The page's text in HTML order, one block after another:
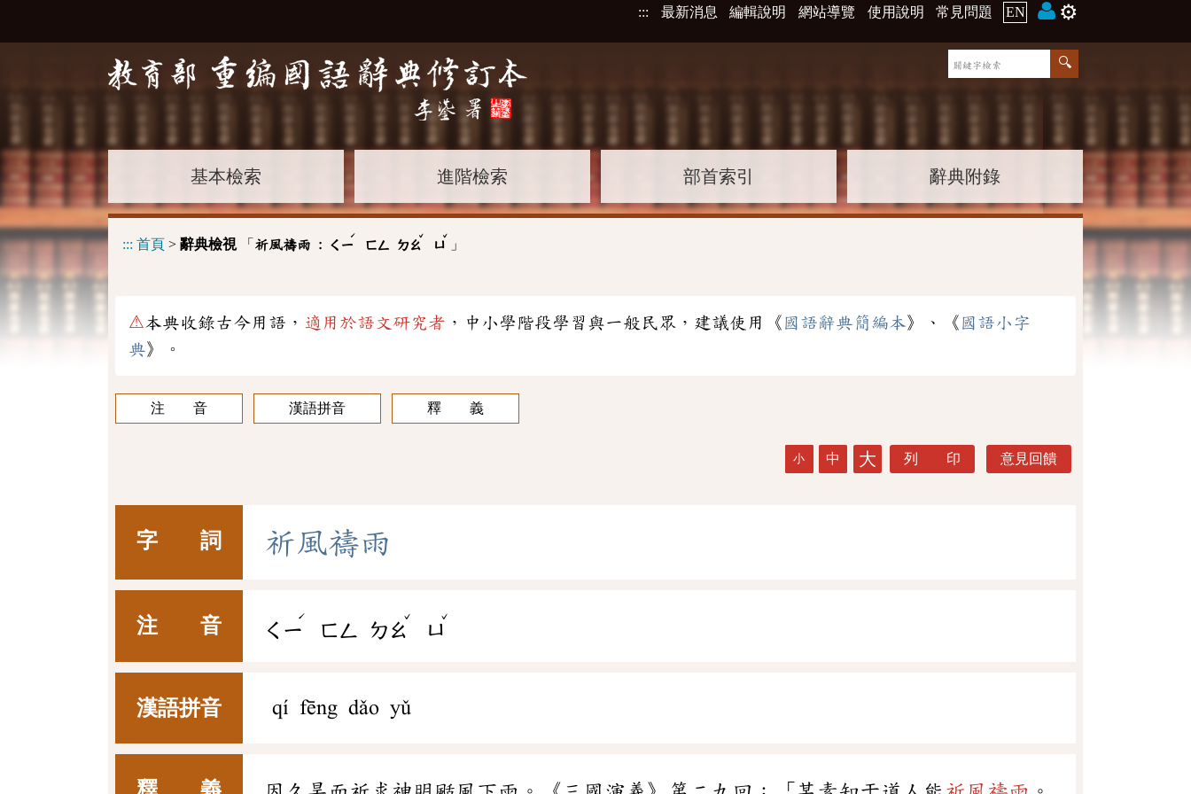
::: 最新消息 編輯說明 網站導覽 使用說明 常見問題 EN ⚙️
基本檢索 進階檢索 部首索引 辭典附錄
::: 首頁 > 辭典檢視「 祈風禱雨 : ㄑㄧ
ˊ
ㄈㄥ ㄉㄠ
ˇ
ㄩ
ˇ
」
⚠本典收錄古今用語， 適用於語文研究者 ，中小學階段學習與一般民眾，建議使用《 國語辭典簡編本》、《 國語小字
典》。
注 音 漢語拼音 釋 義
小 中 大 列 印 意見回饋
字 詞 祈風禱雨
注 音 ㄑㄧ
ˊ
ㄈㄥ ㄉㄠ
ˇ
ㄩ
ˇ
漢語拼音 qí fēng dǎo yǔ